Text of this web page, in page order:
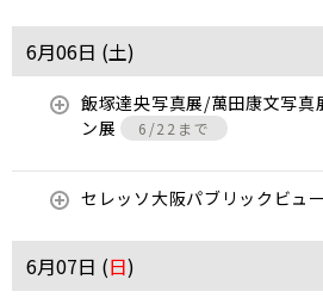
6月06日 (土)
飯塚達央写真展/萬田康文写真
ン展
6/22まで
セレッソ大阪パブリックビュ
6月07日 (日)